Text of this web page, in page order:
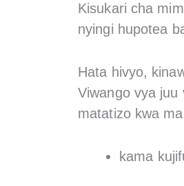
Kisukari cha
nyingi hupotea
Hata hivyo,
Viwango vya juu
matatizo kwa
kama